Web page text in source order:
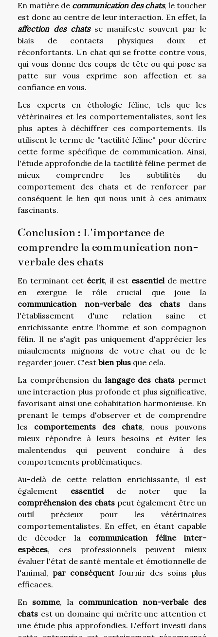
En matière de communication des chats, le toucher
est donc au centre de leur interaction. En effet, la
affection des chatsse manifeste souvent par le
biais de contacts physiques doux et
réconfortants. Un chat qui se frotte contre vous,
qui vous donne des coups de tête ou qui pose sa
patte sur vous exprime son affection et sa
confiance en vous.
Les experts en éthologie féline, tels que les
vétérinaires et les comportementalistes, sont les
plus aptes à déchiffrer ces comportements. Ils
utilisent le terme de "tactilité féline" pour décrire
cette forme spécifique de communication. Ainsi,
l'étude approfondie de la tactilité féline permet de
mieux comprendre les subtilités du
comportement des chats et de renforcer par
conséquent le lien qui nous unit à ces animaux
fascinants.
Conclusion : L'importance de
comprendre la communication non-
verbale des chats
En terminant cet écrit, il est essentielde mettre
en exergue le rôle crucial que joue la
communication non-verbale des chats dans
l'établissement d'une relation saine et
enrichissante entre l'homme et son compagnon
félin. Il ne s'agit pas uniquement d'apprécier les
miaulements mignons de votre chat ou de le
regarder jouer. C'est bien plus que cela.
La compréhension du langage des chats permet
une interaction plus profonde et plus significative,
favorisant ainsi une cohabitation harmonieuse. En
prenant le temps d'observer et de comprendre
les comportements des chats, nous pouvons
mieux répondre à leurs besoins et éviter les
malentendus qui peuvent conduire à des
comportements problématiques.
Au-delà de cette relation enrichissante, il est
également essentielde noter que la
compréhension des chatspeut également être un
outil précieux pour les vétérinaires
comportementalistes. En effet, en étant capable
de décoder la communication féline inter-
espèces, ces professionnels peuvent mieux
évaluer l'état de santé mentale et émotionnelle de
l'animal, par conséquentfournir des soins plus
efficaces.
En somme, la communication non-verbale des
chats est un domaine qui mérite une attention et
une étude plus approfondies. L'effort investi dans